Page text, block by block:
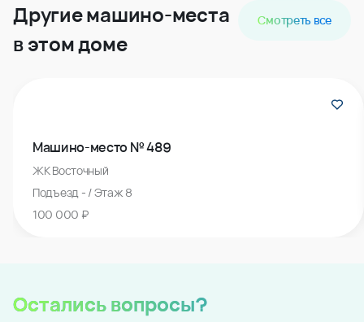
Другие машино-места
в этом доме
Смотреть все
Машино-место № 489
ЖК Восточный
Подъезд - / Этаж 8
100 000 ₽
Остались вопросы?